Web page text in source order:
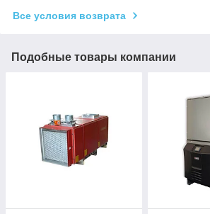
Все условия возврата
Подобные товары компании